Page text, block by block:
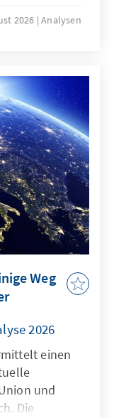
Staaten auf
die
weiten
verbunden
Dienste
wirksam
der Markt
heutigen
2026 Analysen
Weg
2026
einen
und
Die